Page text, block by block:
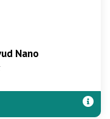
Nano